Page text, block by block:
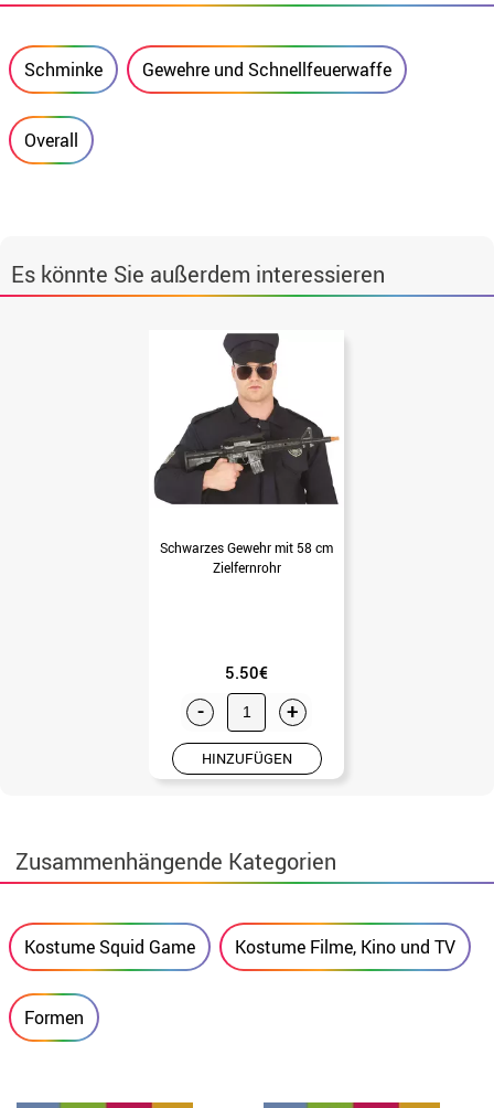
Schminke Gewehre und Schnellfeuerwaffe
Overall
Es könnte Sie außerdem interessieren
Schwarzes Gewehr mit 58 cm
Zielfernrohr
5.50€
- +
HINZUFÜGEN
Zusammenhängende Kategorien
Kostume Squid Game Kostume Filme, Kino und TV
Formen